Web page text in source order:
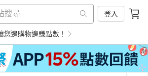
登入
您邊購物邊賺點數！